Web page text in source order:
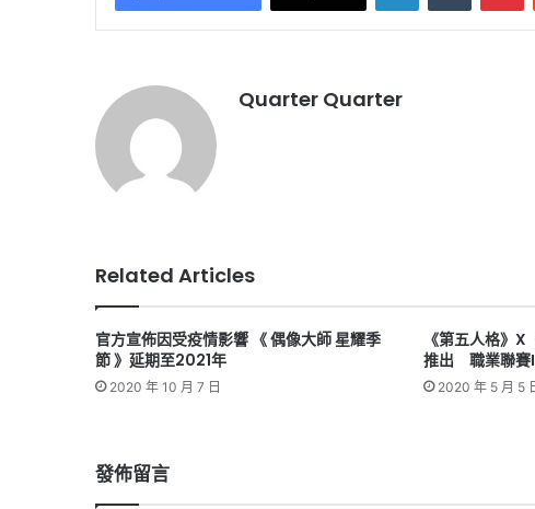
Quarter Quarter
Related Articles
官方宣佈因受疫情影響 《 偶像大師 星耀季
節 》延期至2021年
2020 年 10 月 7 日
《第五人格》
推出 職業聯賽
2020 年 5 月 5
發佈留言